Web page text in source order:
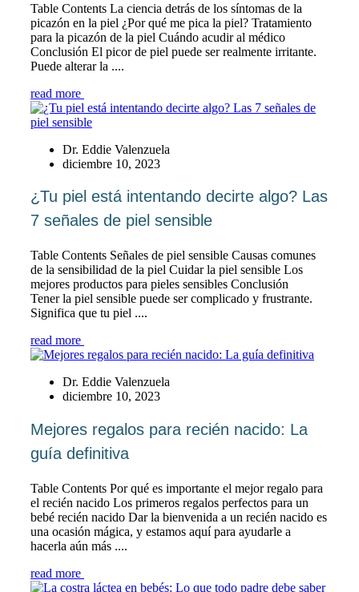
Table Contents La ciencia detrás de los síntomas de la
picazón en la piel ¿Por qué me pica la piel? Tratamiento
para la picazón de la piel Cuándo acudir al médico
Conclusión El picor de piel puede ser realmente irritante.
Puede alterar la ....
read more
Dr. Eddie Valenzuela
diciembre 10, 2023
¿Tu piel está intentando decirte algo? Las
7 señales de piel sensible
Table Contents Señales de piel sensible Causas comunes
de la sensibilidad de la piel Cuidar la piel sensible Los
mejores productos para pieles sensibles Conclusión
Tener la piel sensible puede ser complicado y frustrante.
Significa que tu piel ....
read more
Dr. Eddie Valenzuela
diciembre 10, 2023
Mejores regalos para recién nacido: La
guía definitiva
Table Contents Por qué es importante el mejor regalo para
el recién nacido Los primeros regalos perfectos para un
bebé recién nacido Dar la bienvenida a un recién nacido es
una ocasión mágica, y estamos aquí para ayudarle a
hacerla aún más ....
read more